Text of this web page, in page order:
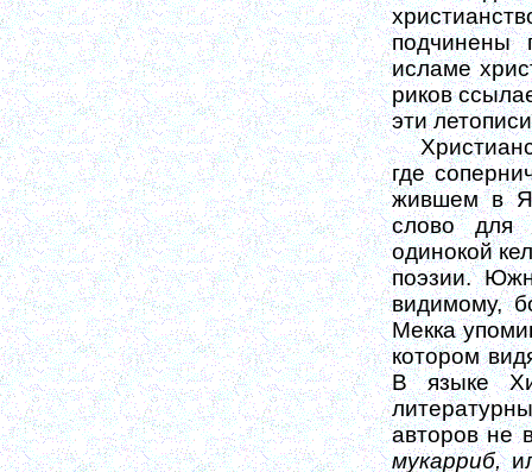
подчинены
исламе
риков
эти
где
жив­шем в
слово для
одинокой
поэзии.
видимому,
Мекка
котором
В языке
авторов не
мукарриб,